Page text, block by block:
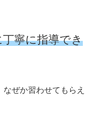
寧に指導でき
ぜか習わせてもらえ